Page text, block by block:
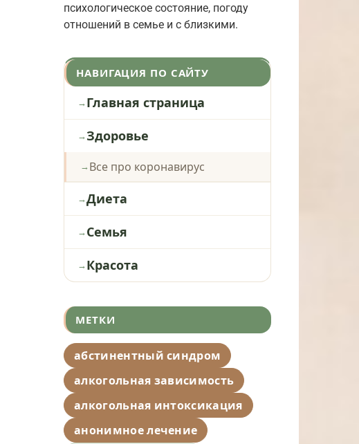
психологическое состояние, погоду
отношений в семье и с близкими.
НАВИГАЦИЯ ПО САЙТУ
Главная страница
Здоровье
Все про коронавирус
Диета
Семья
Красота
МЕТКИ
абстинентный синдром
алкогольная зависимость
алкогольная интоксикация
анонимное лечение